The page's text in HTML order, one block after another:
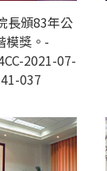
長頒83年公
模獎。-
2021-07-
037